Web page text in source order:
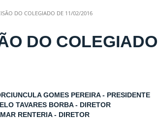
DO COLEGIADO DE 11/02/2016
DO
GOMES PEREIRA - PRESIDENTE
TAVARES BORBA - DIRETOR
RENTERIA - DIRETOR